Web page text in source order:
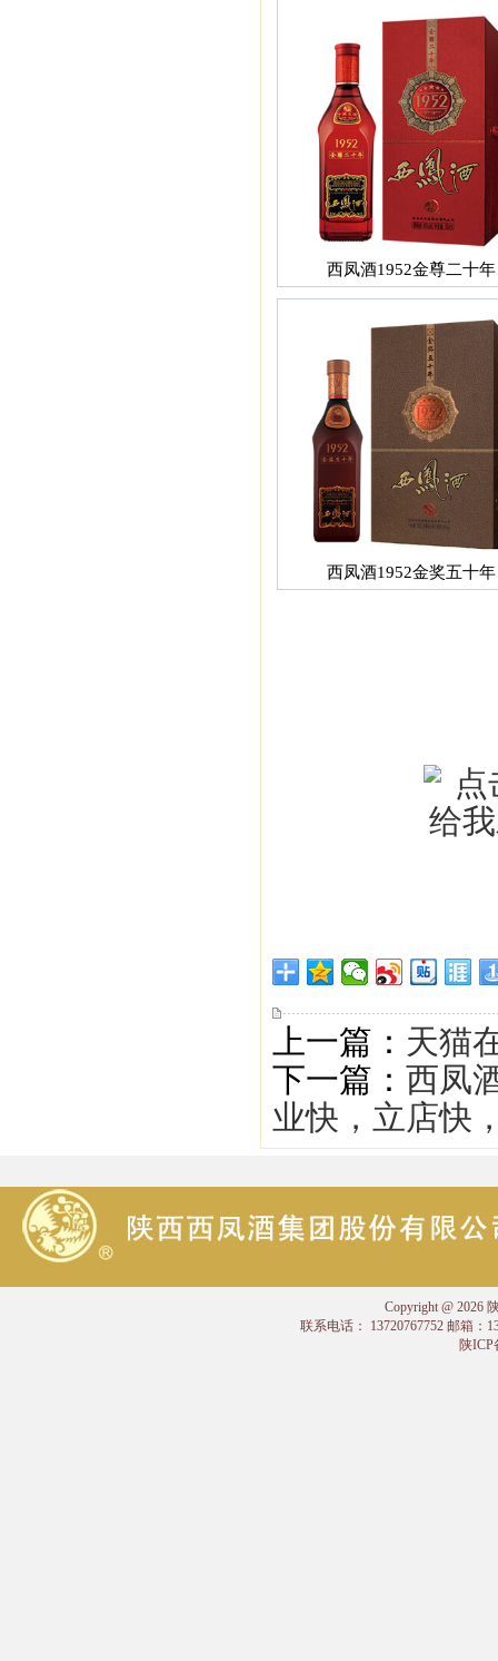
西凤酒1952金尊二十年
西凤酒1952金奖五十年
上一篇： 天猫
下一篇： 西凤
业快，立店快
Copyright @ 2026
联系电话： 13720767752 邮箱：
陕ICP